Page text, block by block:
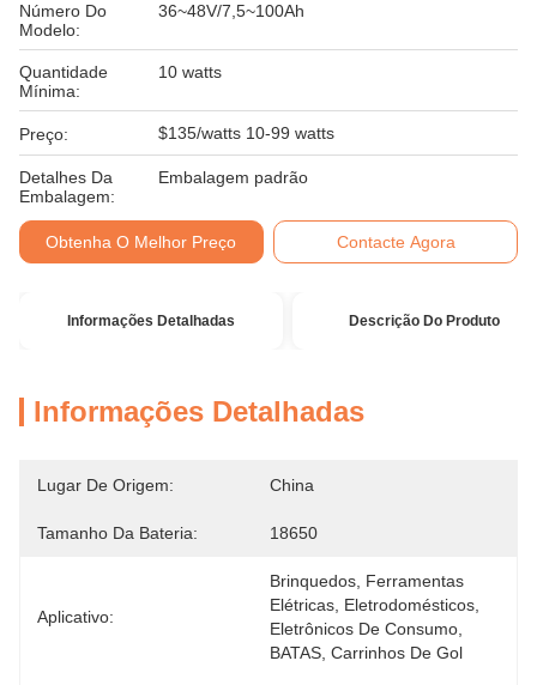
Número Do
Modelo:
36~48V/7,5~100Ah
Quantidade
Mínima:
10 watts
Preço: $135/watts 10-99 watts
Detalhes Da
Embalagem:
Embalagem padrão
Obtenha O Melhor Preço Contacte Agora
Informações Detalhadas Descrição Do Produto
Informações Detalhadas
Lugar De Origem: China
Tamanho Da Bateria: 18650
Aplicativo:
Brinquedos, Ferramentas
Elétricas, Eletrodomésticos,
Eletrônicos De Consumo,
BATAS, Carrinhos De Gol